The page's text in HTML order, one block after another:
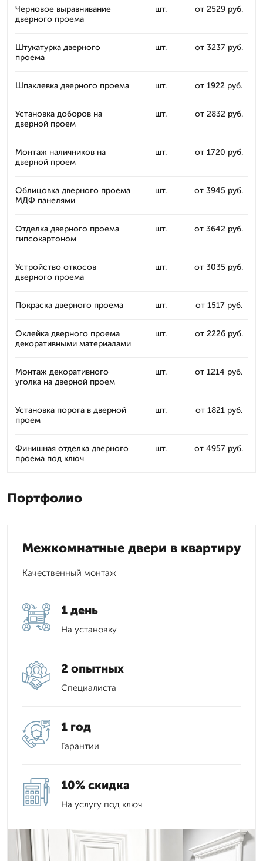
Черновое выравнивание
дверного проема
шт. от 2529 руб.
Штукатурка дверного
проема
шт. от 3237 руб.
Шпаклевка дверного проема шт. от 1922 руб.
Установка доборов на
дверной проем
шт. от 2832 руб.
Монтаж наличников на
дверной проем
шт. от 1720 руб.
Облицовка дверного проема
МДФ панелями
шт. от 3945 руб.
Отделка дверного проема
гипсокартоном
шт. от 3642 руб.
Устройство откосов
дверного проема
шт. от 3035 руб.
Покраска дверного проема шт. от 1517 руб.
Оклейка дверного проема
декоративными материалами
шт. от 2226 руб.
Монтаж декоративного
уголка на дверной проем
шт. от 1214 руб.
Установка порога в дверной
проем
шт. от 1821 руб.
Финишная отделка дверного
проема под ключ
шт. от 4957 руб.
Портфолио
Межкомнатные двери в квартиру
Качественный монтаж
1 день
На установку
2 опытных
Специалиста
1 год
Гарантии
10% скидка
На услугу под ключ